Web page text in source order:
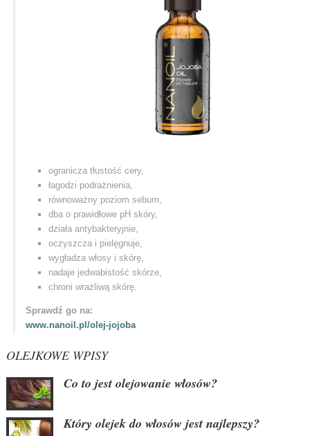
ogranicza tłustość cery,
łagodzi podrażnienia,
równoważny poziom sebum,
dba o prawidłowe pH skóry,
działa antybakteryjnie,
oczyszcza i pielęgnuje,
wygładza włosy i skórę,
nadaje jedwabistość skórze,
chroni wrażliwą skórę.
Sprawdź go na:
www.nanoil.pl/olej-jojoba
OLEJKOWE WPISY
Co to jest olejowanie włosów?
Który olejek do włosów jest najlepszy?